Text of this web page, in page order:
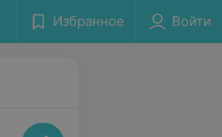
Избранное Войти